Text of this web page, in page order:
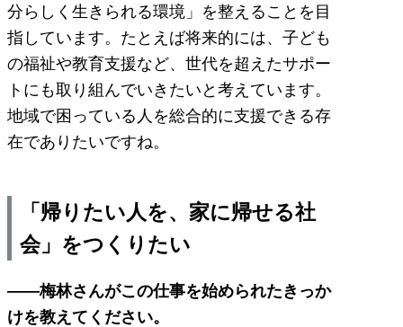
分らしく生きられる環境」を整えることを目
指しています。たとえば将来的には、子ども
の福祉や教育支援など、世代を超えたサポー
トにも取り組んでいきたいと考えています。
地域で困っている人を総合的に支援できる存
在でありたいですね。
「帰りたい人を、家に帰せる社
会」をつくりたい
――梅林さんがこの仕事を始められたきっか
けを教えてください。